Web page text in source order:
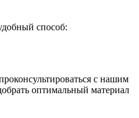
способ:
с нашим
оптимальный материал